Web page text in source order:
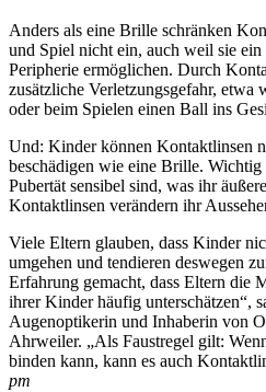
Anders als eine Brille schränken
und Spiel nicht ein, auch weil sie ein
Peripherie ermöglichen. Durch
zusätzliche Verletzungsgefahr,
oder beim Spielen einen Ball ins
Und: Kinder können Kontaktlinsen
beschädigen wie eine Brille.
Pubertät sensibel sind, was ihr
Kontaktlinsen verändern ihr
Viele Eltern glauben, dass Kinder
umgehen und tendieren deswegen
Erfahrung gemacht, dass Eltern die
ihrer Kinder häufig unterschätzen“,
Augenoptikerin und Inhaberin von
Ahrweiler. „Als Faustregel gilt:
binden kann, kann es auch
pm